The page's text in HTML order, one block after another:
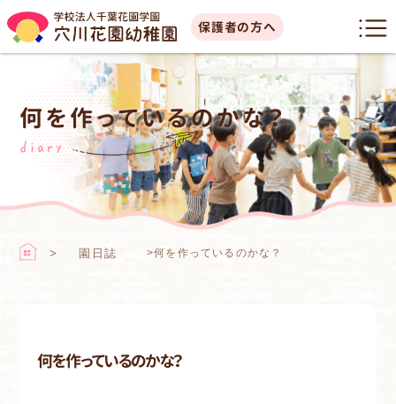
保護者の方へ
何を作っているのかな？
diary
園日誌 >何を作っているのかな？
何を作っているのかな？